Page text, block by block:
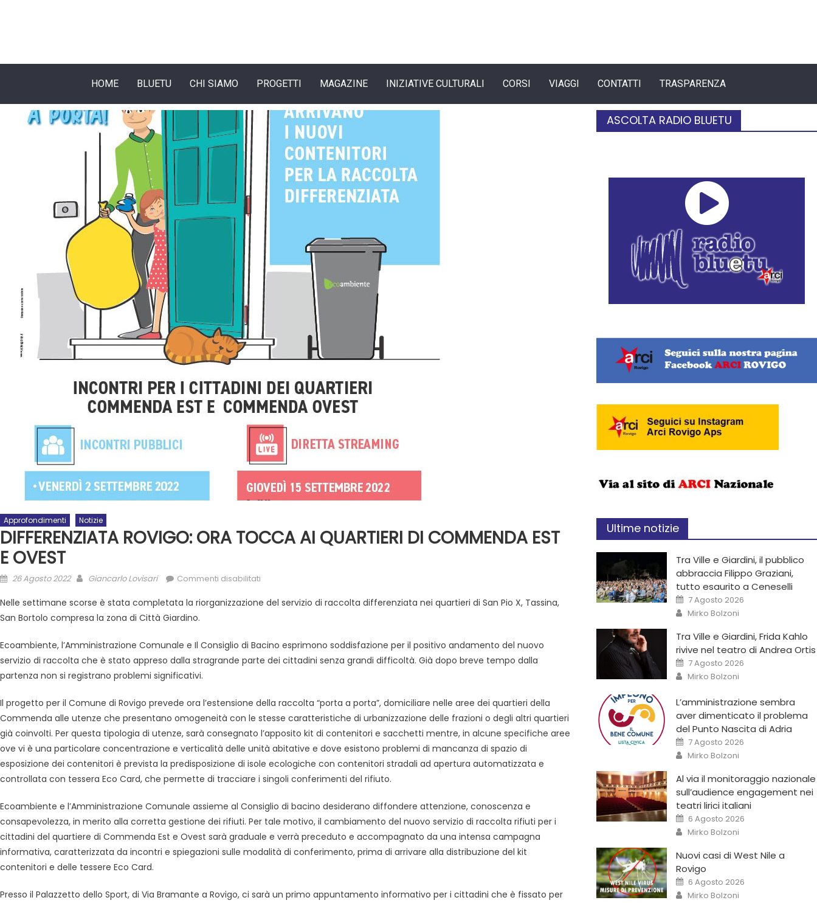
HOME BLUETU CHI SIAMO PROGETTI MAGAZINE INIZIATIVE CULTURALI CORSI VIAGGI CONTATTI TRASPARENZA
Approfondimenti Notizie
DIFFERENZIATA ROVIGO: ORA TOCCA AI QUARTIERI DI COMMENDA EST
E OVEST
26 Agosto 2022 Giancarlo Lovisari Commenti disabilitati
Nelle settimane scorse è stata completata la riorganizzazione del servizio di raccolta differenziata nei quartieri di San Pio X, Tassina,
San Bortolo compresa la zona di Città Giardino.
Ecoambiente, l’Amministrazione Comunale e Il Consiglio di Bacino esprimono soddisfazione per il positivo andamento del nuovo
servizio di raccolta che è stato appreso dalla stragrande parte dei cittadini senza grandi difficoltà. Già dopo breve tempo dalla
partenza non si registrano problemi significativi.
Il progetto per il Comune di Rovigo prevede ora l’estensione della raccolta “porta a porta”, domiciliare nelle aree dei quartieri della
Commenda alle utenze che presentano omogeneità con le stesse caratteristiche di urbanizzazione delle frazioni o degli altri quartieri
già coinvolti. Per questa tipologia di utenze, sarà consegnato l’apposito kit di contenitori e sacchetti mentre, in alcune specifiche aree
ove vi è una particolare concentrazione e verticalità delle unità abitative e dove esistono problemi di mancanza di spazio di
esposizione dei contenitori è prevista la predisposizione di isole ecologiche con contenitori stradali ad apertura automatizzata e
controllata con tessera Eco Card, che permette di tracciare i singoli conferimenti del rifiuto.
Ecoambiente e l’Amministrazione Comunale assieme al Consiglio di bacino desiderano diffondere attenzione, conoscenza e
consapevolezza, in merito alla corretta gestione dei rifiuti. Per tale motivo, il cambiamento del nuovo servizio di raccolta rifiuti per i
cittadini del quartiere di Commenda Est e Ovest sarà graduale e verrà preceduto e accompagnato da una intensa campagna
informativa, caratterizzata da incontri e spiegazioni sulle modalità di conferimento, prima di arrivare alla distribuzione del kit
contenitori e delle tessere Eco Card.
Presso il Palazzetto dello Sport, di Via Bramante a Rovigo, ci sarà un primo appuntamento informativo per i cittadini che è fissato per
ASCOLTA RADIO BLUETU
Ultime notizie
Tra Ville e Giardini, il pubblico
abbraccia Filippo Graziani,
tutto esaurito a Ceneselli
7 Agosto 2026
Mirko Bolzoni
Tra Ville e Giardini, Frida Kahlo
rivive nel teatro di Andrea Ortis
7 Agosto 2026
Mirko Bolzoni
L’amministrazione sembra
aver dimenticato il problema
del Punto Nascita di Adria
7 Agosto 2026
Mirko Bolzoni
Al via il monitoraggio nazionale
sull’audience engagement nei
teatri lirici italiani
6 Agosto 2026
Mirko Bolzoni
Nuovi casi di West Nile a
Rovigo
6 Agosto 2026
Mirko Bolzoni